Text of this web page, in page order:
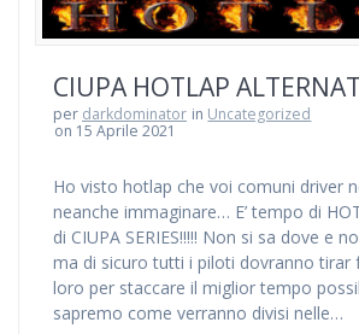
CIUPA HOTLAP
per darkdominator in Uncategorized
on 15 Aprile 2021
Ho visto hotlap che voi comuni driver
neanche immaginare… E’ tempo di
di CIUPA SERIES!!!!! Non si sa dove e
ma di sicuro tutti i piloti dovranno tirar
loro per staccare il miglior tempo
sapremo come verranno divisi nelle…